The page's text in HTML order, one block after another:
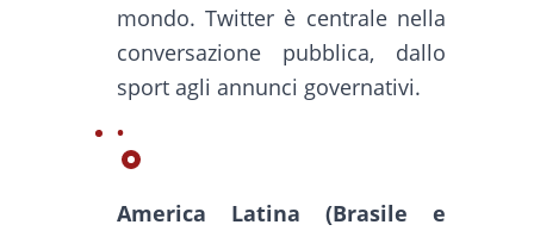
mondo. Twitter è centrale nella
conversazione pubblica, dallo
sport agli annunci governativi.
America Latina (Brasile e